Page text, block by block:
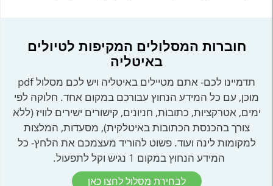
חוברות המסלולים המקיפות לטיולים
באיטליה
תדמיינו לכם- אתם מטיילים באיטליה ויש לכם מסלול pdf
מוכן, עם כל המידע הנחוץ עבורכם במקום אחד. חלוקה לפי
ימים, אטרקציות, כתובות, חניונים, קישורים ישירים לוויז (ללא
צורך בהכנסת הכתובות באיטלקית), מסעדות, המלצות
למקומות לינה ועוד. פשוט להוריד מעצמכם את הלחץ- כל
המידע הנחוץ במקום 1 נגיש וקל לתפעול.
לבחירת מסלול לחצו כאן